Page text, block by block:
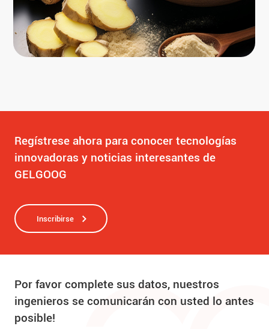
Regístrese ahora para conocer tecnologías
innovadoras y noticias interesantes de
GELGOOG
Inscribirse
Por favor complete sus datos, nuestros
ingenieros se comunicarán con usted lo antes
posible!